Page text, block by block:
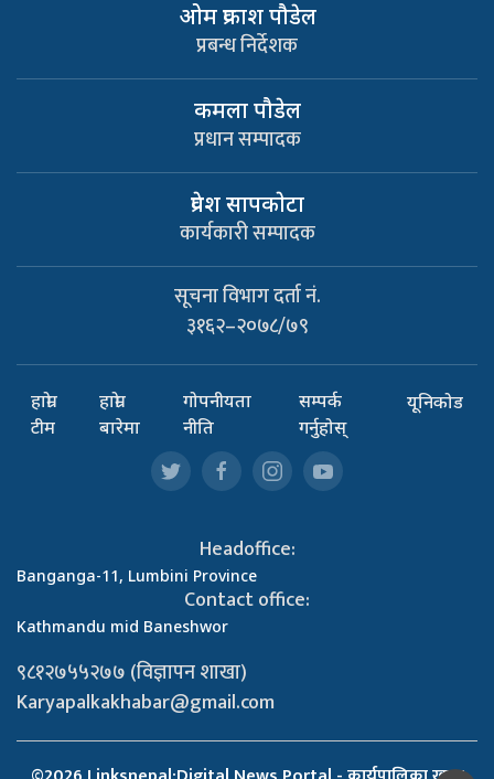
ओम प्रकाश पौडेल
प्रबन्ध निर्देशक
कमला पौडेल
प्रधान सम्पादक
प्रवेश सापकाेटा
कार्यकारी सम्पादक
सूचना विभाग दर्ता नं.
३१६२–२०७८/७९
हाम्रो
टीम
हाम्रो
बारेमा
गोपनीयता
नीति
सम्पर्क
गर्नुहोस्
यूनिकोड
Headoffice:
Banganga-11, Lumbini Province
Contact office:
Kathmandu mid Baneshwor
९८१२७५५२७७ (विज्ञापन शाखा)
Karyapalkakhabar@gmail.com